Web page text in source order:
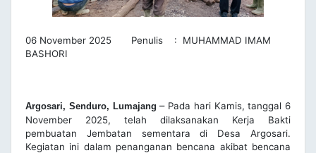
06 November 2025 Penulis : MUHAMMAD IMAM
BASHORI
Argosari, Senduro, Lumajang – Pada hari Kamis, tanggal 6
November 2025, telah dilaksanakan Kerja Bakti
pembuatan Jembatan sementara di Desa Argosari.
Kegiatan ini dalam penanganan bencana akibat bencana